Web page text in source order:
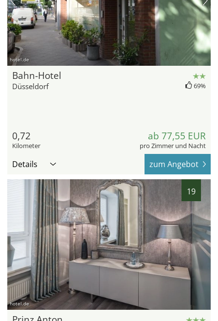
hotel.de
Bahn-Hotel
Düsseldorf 69%
0,72
Kilometer
ab 77,55 EUR
pro Zimmer und Nacht
Details zum Angebot
19
hotel.de